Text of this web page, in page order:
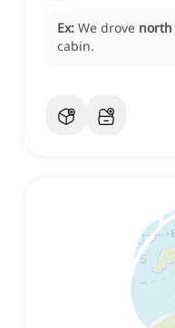
Ex: We drove north
cabin.